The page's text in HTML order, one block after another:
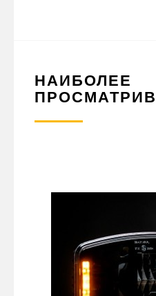
НАИБОЛЕЕ